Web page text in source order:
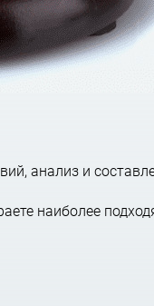
анализ и
наиболее